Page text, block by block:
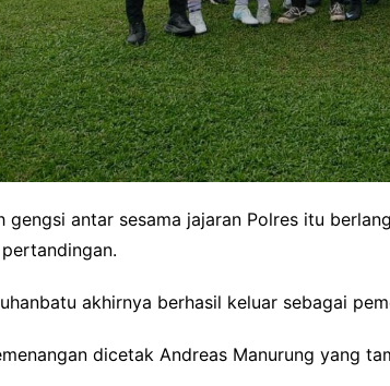
gengsi antar sesama jajaran Polres itu
akhirnya berhasil keluar sebagai
dicetak Andreas Manurung yang